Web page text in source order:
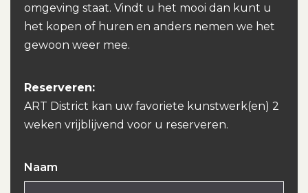
omgeving staat. Vindt u het mooi dan kunt u
het kopen of huren en anders nemen we het
gewoon weer mee.
Reserveren:
ART District kan uw favoriete kunstwerk(en) 2
weken vrijblijvend voor u reserveren.
Naam